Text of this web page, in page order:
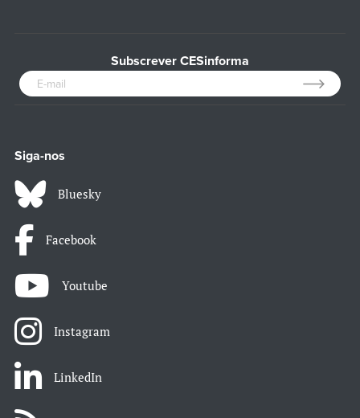
Subscrever CESinforma
Siga-nos
Bluesky
Facebook
Youtube
Instagram
LinkedIn